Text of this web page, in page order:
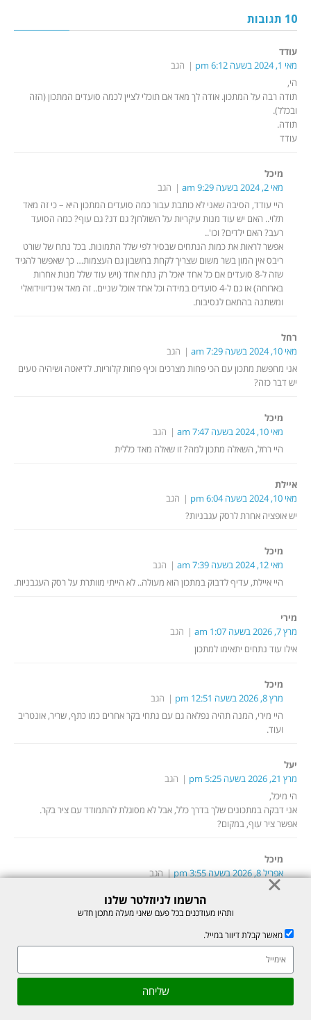
10 תגובות
עודד
מאי 1, 2024 בשעה 6:12 pm
הגב
הי,
תודה רבה על המתכון. אודה לך מאד אם תוכלי לציין לכמה סועדים המתכון (הזה
ובכלל).
תודה.
עודד
מיכל
מאי 2, 2024 בשעה 9:29 am
הגב
היי עודד, הסיבה שאני לא כותבת עבור כמה סועדים המתכון היא – כי זה מאד
תלוי.. האם יש עוד מנות עיקריות על השולחן? גם דג? גם עוף? כמה הסועד
רעב? האם ילדים? וכו'..
אפשר לראות את כמות הנתחים שבסיר לפי שלל התמונות. בכל נתח של שורט
ריבס אין המון בשר משום שצריך לקחת בחשבון גם העצמות… כך שאפשר להגיד
שזה ל-8 סועדים אם כל אחד יאכל רק נתח אחד (ויש עוד שלל מנות אחרות
בארוחה) או גם ל-4 סועדים במידה וכל אחד אוכל שניים.. זה מאד אינדיווידואלי
ומשתנה בהתאם לנסיבות.
רחל
מאי 10, 2024 בשעה 7:29 am
הגב
אני מחפשת מתכון עם הכי פחות מצרכים וכיף פחות קלוריות. לדיאטה ושיהיה טעים
יש דבר כזה?
מיכל
מאי 10, 2024 בשעה 7:47 am
הגב
היי רחל, השאלה מתכון למה? זו שאלה מאד כללית
איילת
מאי 10, 2024 בשעה 6:04 pm
הגב
יש אופציה אחרת לרסק עגבניות?
מיכל
מאי 12, 2024 בשעה 7:39 am
הגב
היי איילת, עדיף לדבוק במתכון הוא מעולה.. לא הייתי מוותרת על רסק העגבניות.
‫מירי
מרץ 7, 2026 בשעה 1:07 am
הגב
אילו עוד נתחים יתאימו למתכון
מיכל
מרץ 8, 2026 בשעה 12:51 pm
הגב
היי מירי, המנה תהיה נפלאה גם עם נתחי בקר אחרים כמו כתף, שריר, אונטריב
ועוד.
יעל
מרץ 21, 2026 בשעה 5:25 pm
הגב
הי מיכל,
אני דבקה במתכונים שלך בדרך כלל, אבל לא מסוגלת להתמודד עם ציר בקר.
אפשר ציר עוף, במקום?
מיכל
אפריל 8, 2026 בשעה 3:55 pm
הגב
היי יעל, בטח!
יכולה להמיר את ציר הבקר בציר עוף או ציר ירקות וגם מים יעבדו אם אין ברירה.
השארת תגובה
גלילה
לראש
הרשמו לניוזלטר שלנו
ותהיו מעודכנים בכל פעם שאני מעלה מתכון חדש
מאשר קבלת דיוור במייל.
שליחה